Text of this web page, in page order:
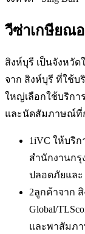
วีซ่าเกษียณ
สิงห์บุรี เป็นจังหวั
จาก สิงห์บุรี ที่ใช้บ
ใหญ่เลือกใช้บริกา
และนัดสัมภาษณ์ที่
1iVC ให้บริก
สำนักงานกรุ
ปลอดภัยและ
2ลูกค้าจาก
Global/
และพาสัมภา